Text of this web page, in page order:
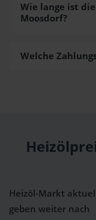
Wie lange ist
Moosdorf?
Welche
Heizöl-Markt
geben weiter nach